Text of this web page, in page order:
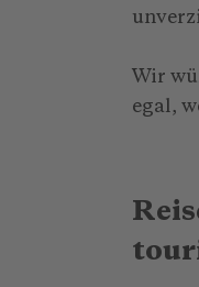
Wir
egal,